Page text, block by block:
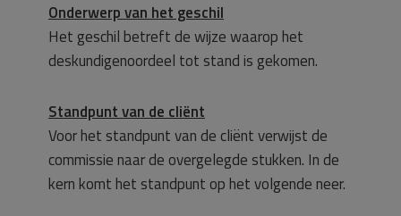
Onderwerp van het geschil
Het geschil betreft de wijze waarop het
deskundigenoordeel tot stand is gekomen.
Standpunt van de cliënt
Voor het standpunt van de cliënt verwijst de
commissie naar de overgelegde stukken. In de
kern komt het standpunt op het volgende neer.